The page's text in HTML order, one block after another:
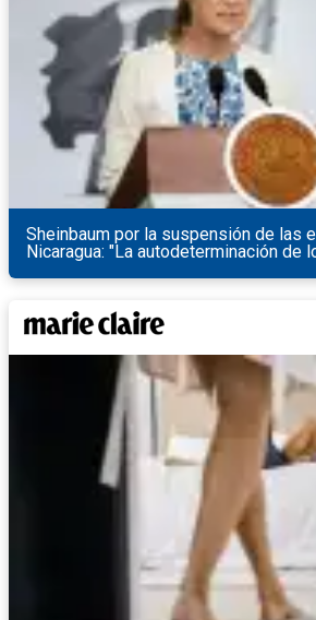
Sheinbaum por la suspensión de las
Nicaragua: "La autodeterminación de